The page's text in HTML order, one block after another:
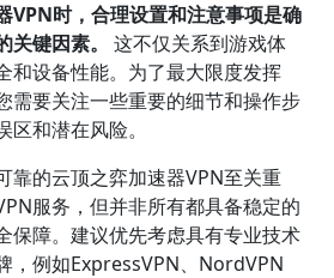
VPN时，合理设置和注意事项是确
键因素。
这不仅关系到游戏体
和设备性能。为了最大限度发挥
需要关注一些重要的细节和操作步
和潜在风险。
靠的云顶之弈加速器VPN至关重
服务，但并非所有都具备稳定的
保障。建议优先考虑具有专业技术
，例如ExpressVPN、NordVPN